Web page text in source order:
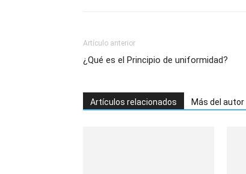
Artículo anterior
¿Qué es el Principio de uniformidad?
Artículos relacionados Más del autor